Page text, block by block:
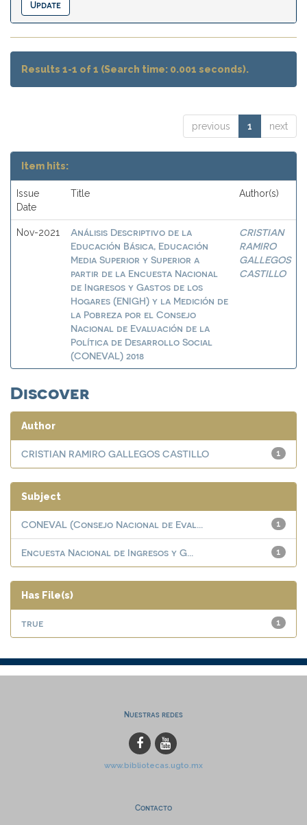
Results 1-1 of 1 (Search time: 0.001 seconds).
previous 1 next
Item hits:
Issue
Date
Title Author(s)
Nov-2021
Análisis Descriptivo de la
Educación Básica, Educación
Media Superior y Superior a
partir de la Encuesta Nacional
de Ingresos y Gastos de los
Hogares (ENIGH) y la Medición de
la Pobreza por el Consejo
Nacional de Evaluación de la
Política de Desarrollo Social
(CONEVAL) 2018
CRISTIAN
RAMIRO
GALLEGOS
CASTILLO
Discover
Author
1
CRISTIAN RAMIRO GALLEGOS CASTILLO
Subject
1
CONEVAL (Consejo Nacional de Eval...
1
Encuesta Nacional de Ingresos y G...
Has File(s)
1
true
Nuestras redes
www.bibliotecas.ugto.mx
Contacto